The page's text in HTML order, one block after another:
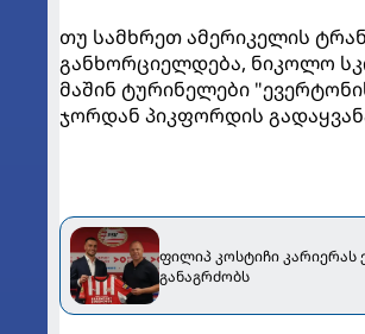
თუ სამხრეთ ამერიკელის
განხორციელდება, ნიკოლო
მაშინ ტურინელები
ჯორდან პიკფორდის
ფილიპ კოსტიჩი კარიერას
განაგრძობს